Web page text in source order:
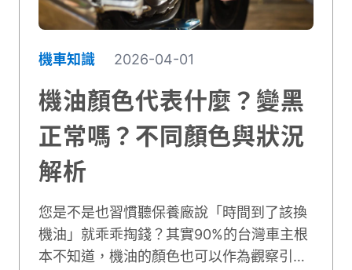
讓看似複雜的電系知識，變得淺顯易懂。
機車知識 2026-04-01
機油顏色代表什麼？變黑
正常嗎？不同顏色與狀況
解析
您是不是也習慣聽保養廠說「時間到了該換
機油」就乖乖掏錢？其實90%的台灣車主根
本不知道，機油的顏色也可以作為觀察引擎